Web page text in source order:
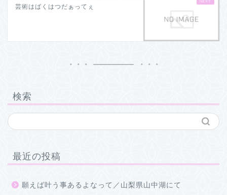
芸術はばくはつだぁってぇ
検索
最近の投稿
願えば叶う事あるよなって／山梨県山中湖にて